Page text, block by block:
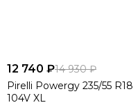
12 740 ₽14 930 ₽
Pirelli Powergy 235/55 R18
104V XL